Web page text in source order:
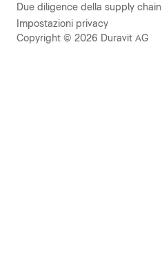
Due diligence della supply chain
Impostazioni privacy
Copyright © 2026 Duravit AG